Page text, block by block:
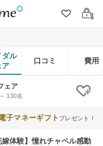
クリップ
ログ
ダル
ア
口コミ 費用
ェア
130名 ク
子マネーギフト プレゼント！
嫁体験】憧れチャペル感動